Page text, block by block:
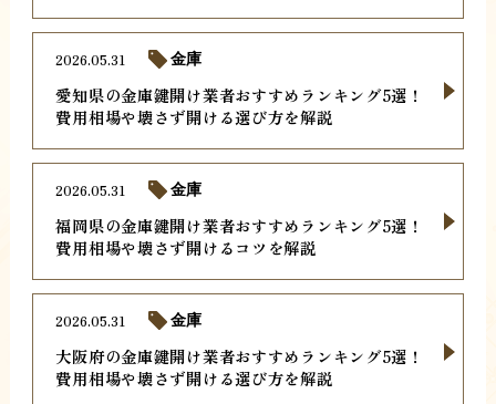
愛知県の金庫鍵開け業者おすすめランキング5選！
費用相場や壊さず開ける選び方を解説
2026.05.31 金庫
福岡県の金庫鍵開け業者おすすめランキング5選！
費用相場や壊さず開けるコツを解説
2026.05.31 金庫
大阪府の金庫鍵開け業者おすすめランキング5選！
費用相場や壊さず開ける選び方を解説
2026.05.31 金庫